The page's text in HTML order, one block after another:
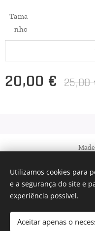
Tama
nho
20,00 € 25,00
Utilizamos cookies para
e a segurança do site e
experiência possível.
Aceitar apenas o